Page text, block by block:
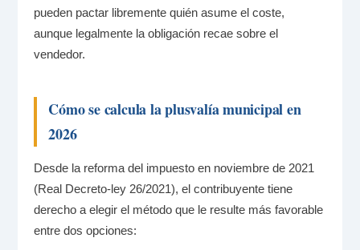
pueden pactar libremente quién asume el coste,
aunque legalmente la obligación recae sobre el
vendedor.
Cómo se calcula la plusvalía municipal en
2026
Desde la reforma del impuesto en noviembre de 2021
(Real Decreto-ley 26/2021), el contribuyente tiene
derecho a elegir el método que le resulte más favorable
entre dos opciones: